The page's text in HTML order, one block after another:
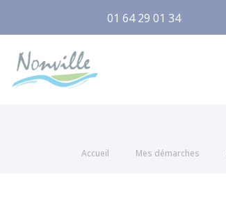
01 64 29 01 34
Accueil Mes démarches